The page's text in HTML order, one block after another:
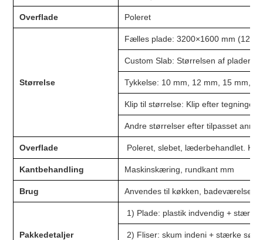
Overflade Poleret
Størrelse
Fælles plade: 3200×1600 mm (126''
Custom Slab: Størrelsen af ​​plader
Tykkelse: 10 mm, 12 mm, 15 mm,
Klip til størrelse: Klip efter tegninger
Andre størrelser efter tilpasset
Overflade Poleret, slebet, læderbehandlet.
Kantbehandling Maskinskæring, rundkant mm
Brug Anvendes til køkken, badeværelse,
Pakkedetaljer
1) Plade: plastik indvendig +
2) Fliser: skum indeni + stærke